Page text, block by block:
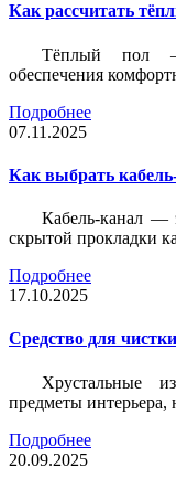
Как рассчитать
Тёплый пол
обеспечения
Подробнее
07.11.2025
Как выбрать
Кабель-канал —
скрытой прокладки
Подробнее
17.10.2025
Средство для
Хрустальные
предметы интерьера,
Подробнее
20.09.2025